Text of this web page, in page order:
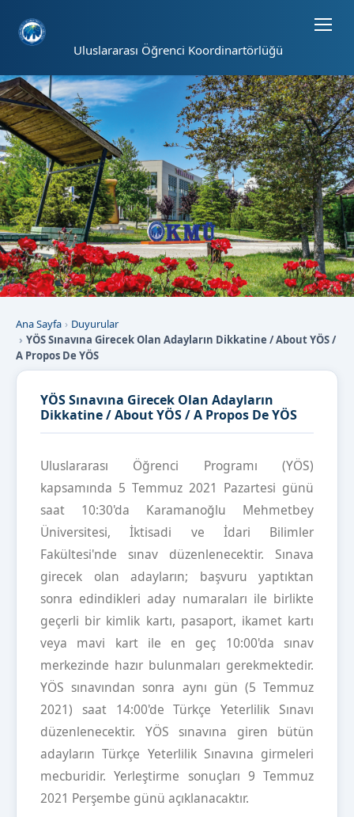
Uluslararası Öğrenci Koordinartörlüğü
Ana Sayfa
Duyurular
YÖS Sınavına Girecek Olan Adayların Dikkatine / About YÖS /
A Propos De YÖS
YÖS Sınavına Girecek Olan Adayların
Dikkatine / About YÖS / A Propos De YÖS
Uluslararası Öğrenci Programı (YÖS)
kapsamında 5 Temmuz 2021 Pazartesi günü
saat 10:30'da Karamanoğlu Mehmetbey
Üniversitesi, İktisadi ve İdari Bilimler
Fakültesi'nde sınav düzenlenecektir. Sınava
girecek olan adayların; başvuru yaptıktan
sonra edindikleri aday numaraları ile birlikte
geçerli bir kimlik kartı, pasaport, ikamet kartı
veya mavi kart ile en geç 10:00'da sınav
merkezinde hazır bulunmaları gerekmektedir.
YÖS sınavından sonra aynı gün (5 Temmuz
2021) saat 14:00'de Türkçe Yeterlilik Sınavı
düzenlenecektir. YÖS sınavına giren bütün
adayların Türkçe Yeterlilik Sınavına girmeleri
mecburidir. Yerleştirme sonuçları 9 Temmuz
2021 Perşembe günü açıklanacaktır.